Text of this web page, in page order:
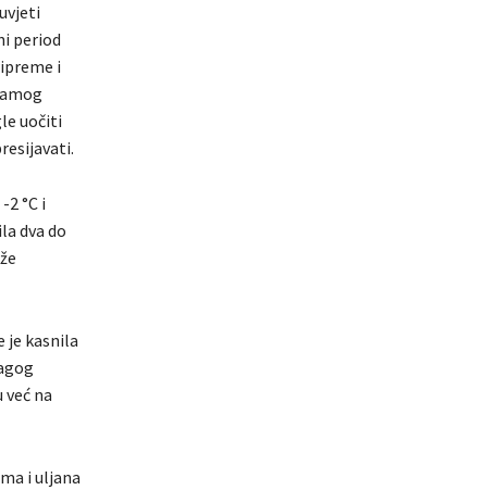
period
i
uočiti
°C i
dva do
je kasnila
na
i uljana